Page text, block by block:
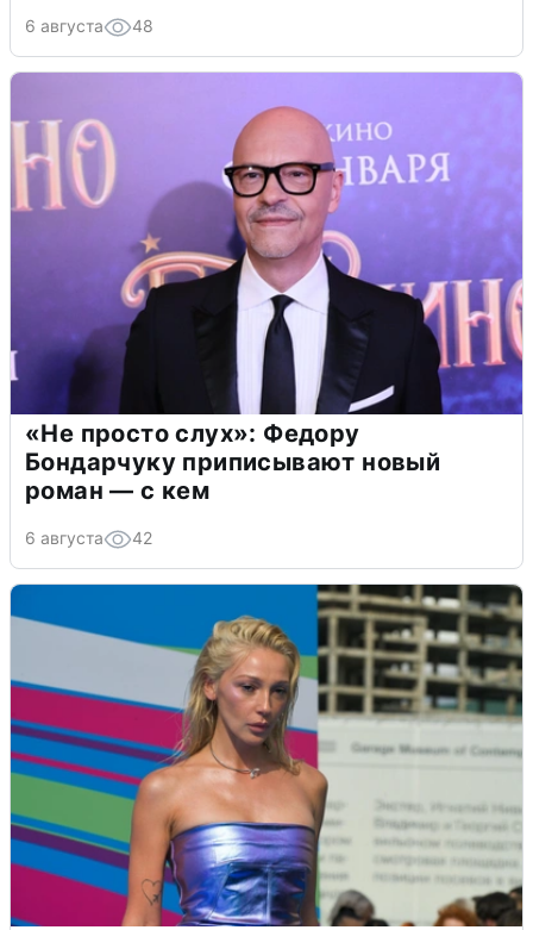
6 августа 48
«Не просто слух»: Федору
Бондарчуку приписывают новый
роман — с кем
6 августа 42